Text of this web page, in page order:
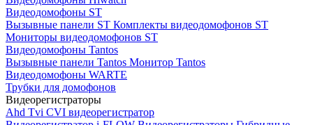
Видеодомофоны ST
Вызывные панели ST Комплекты видеодомофонов ST
Мониторы видеодомофонов ST
Видеодомофоны Tantos
Вызывные панели Tantos Монитор Tantos
Видеодомофоны WARTE
Трубки для домофонов
Видеорегистраторы
Ahd Tvi CVI видеорегистратор